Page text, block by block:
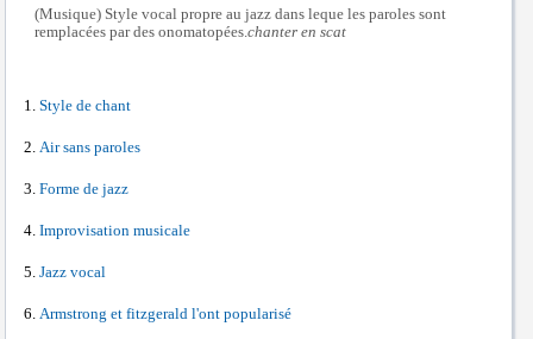
(Musique) Style vocal propre au jazz dans leque les paroles sont
remplacées par des onomatopées.chanter en scat
Style de chant
Air sans paroles
Forme de jazz
Improvisation musicale
Jazz vocal
Armstrong et fitzgerald l'ont popularisé